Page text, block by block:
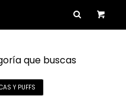
que buscas
Y PUFFS